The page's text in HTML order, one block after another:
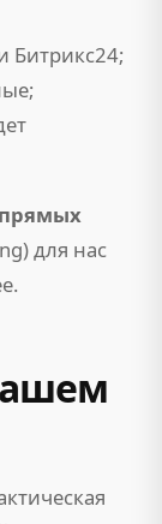
Битрикс24;
прямых
для нас